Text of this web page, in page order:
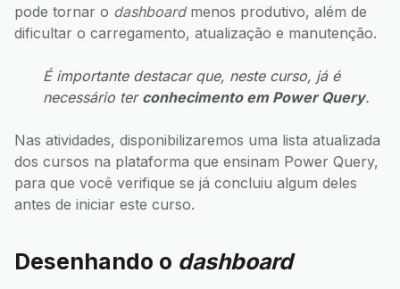
pode tornar o dashboardmenos produtivo, além de
dificultar o carregamento, atualização e manutenção.
É importante destacar que, neste curso, já é
necessário ter conhecimento em Power Query.
Nas atividades, disponibilizaremos uma lista atualizada
dos cursos na plataforma que ensinam Power Query,
para que você verifique se já concluiu algum deles
antes de iniciar este curso.
Desenhando o dashboard